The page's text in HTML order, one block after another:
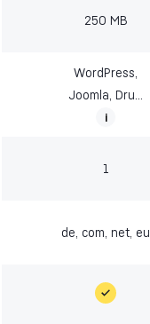
250 MB
WordPress,
Joomla, Dru...
i
1
de, com, net, eu